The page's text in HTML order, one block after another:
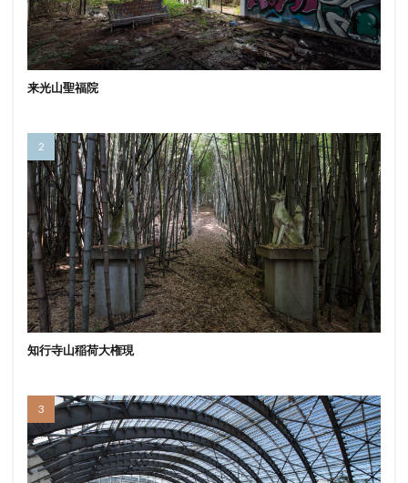
来光山聖福院
知行寺山稲荷大権現